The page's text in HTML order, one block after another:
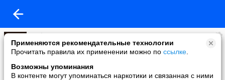
Применяются рекомендательные технологии
Прочитать правила их применении можно по ссылке
Возможны упоминания
В контенте могут упоминаться наркотики и связанная с ними
Мафия Рулетка
added a photo
05 Mar в 17:28